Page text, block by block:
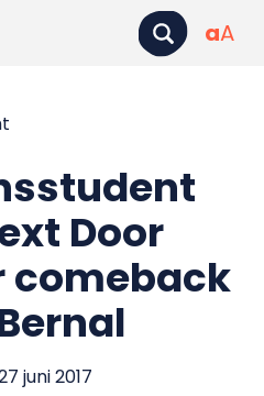
aA
Door
comeback
juni 2017